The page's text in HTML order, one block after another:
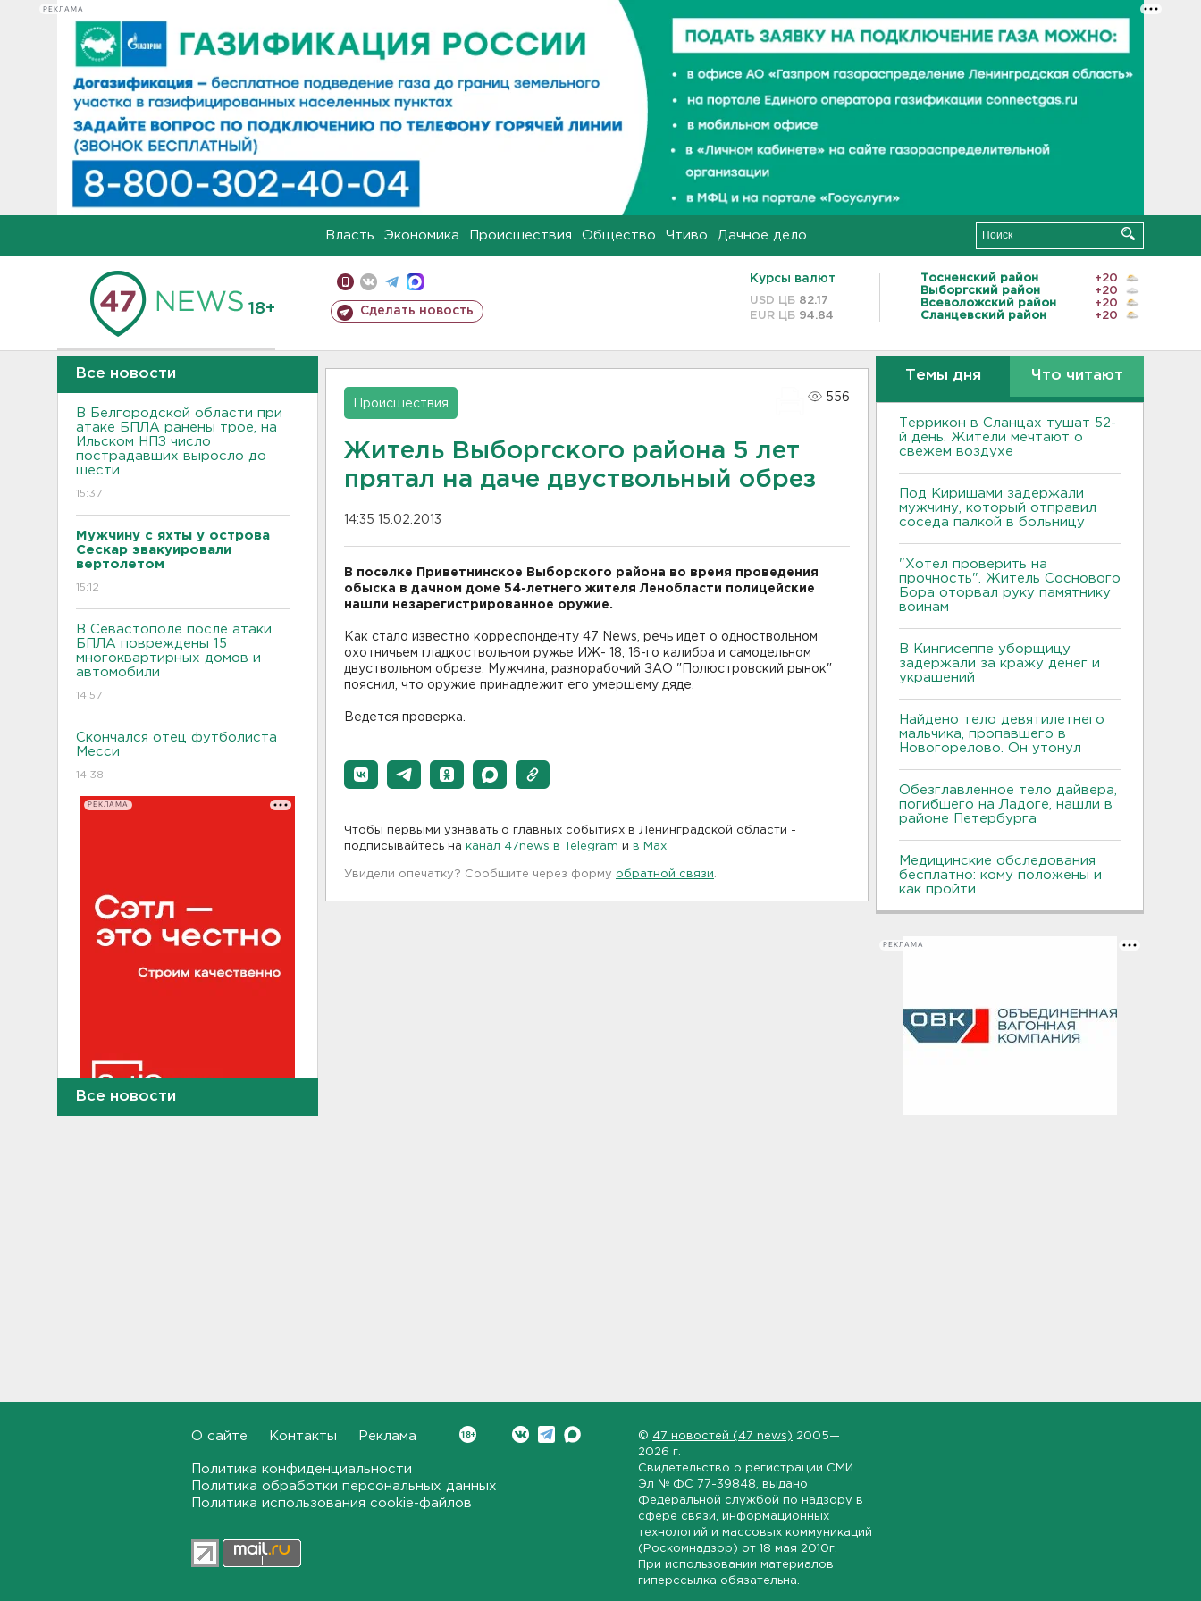
РЕКЛАМА
Власть Экономика Происшествия Общество Чтиво Дачное дело
18+ Сделать новость
Курсы валют
USD ЦБ 82.17
EUR ЦБ 94.84
Тосненский район
+20
Выборгский район
+20
Всеволожский район
+20
Сланцевский район
+20
Все новости
В Белгородской области при
атаке БПЛА ранены трое, на
Ильском НПЗ число
пострадавших выросло до
шести
15:37
Мужчину с яхты у острова
Сескар эвакуировали
вертолетом
15:12
В Севастополе после атаки
БПЛА повреждены 15
многоквартирных домов и
автомобили
14:57
Скончался отец футболиста
Месси
14:38
РЕКЛАМА
Суворовском
После пожара на складе
“Ленты” в Красном Бору в
магазинах сократился
Все новости
Происшествия
556
Житель Выборгского района 5 лет
прятал на даче двуствольный обрез
14:35 15.02.2013
В поселке Приветнинское Выборского района во время проведения
обыска в дачном доме 54-летнего жителя Ленобласти полицейские
нашли незарегистрированное оружие.
Как стало известно корреспонденту 47 News, речь идет о одноствольном
охотничьем гладкоствольном ружье ИЖ- 18, 16-го калибра и самодельном
двуствольном обрезе. Мужчина, разнорабочий ЗАО "Полюстровский рынок"
пояснил, что оружие принадлежит его умершему дяде.
Ведется проверка.
Чтобы первыми узнавать о главных событиях в Ленинградской области -
подписывайтесь на канал 47news в Telegram и в Maх
Увидели опечатку? Сообщите через форму обратной связи
Темы дня Что читают
Террикон в Сланцах тушат 52-
й день. Жители мечтают о
свежем воздухе
Под Киришами задержали
мужчину, который отправил
соседа палкой в больницу
"Хотел проверить на
прочность". Житель Соснового
Бора оторвал руку памятнику
воинам
В Кингисеппе уборщицу
задержали за кражу денег и
украшений
Найдено тело девятилетнего
мальчика, пропавшего в
Новогорелово. Он утонул
Обезглавленное тело дайвера,
погибшего на Ладоге, нашли в
районе Петербурга
Медицинские обследования
бесплатно: кому положены и
как пройти
РЕКЛАМА
О сайте Контакты Реклама
Политика конфиденциальности
Политика обработки персональных данных
Политика использования cookie-файлов
© 47 новостей (47 news) 2005—
2026 г.
Свидетельство о регистрации СМИ
Эл № ФС 77-39848 , выдано
Федеральной службой по надзору в
сфере связи, информационных
технологий и массовых коммуникаций
(Роскомнадзор) от 18 мая 2010г.
При использовании материалов
гиперссылка обязательна.